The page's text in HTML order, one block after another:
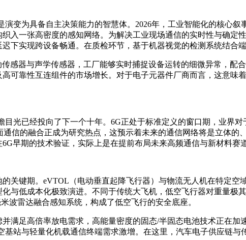
变为具备自主决策能力的智慧体。2026年，工业智能化的核心
入一张高密度的感知网络。为解决工业现场通信的实时性与确定
下实现跨设备畅通。在质检环节，基于机器视觉的检测系统结合
感器与声学传感器，工厂能够实时捕捉设备运转的细微异常，配
可靠性互连组件的市场增长。对于电子元器件厂商而言，这意味
光已经投向了下一个十年。6G正处于标准定义的窗口期，业界
信的融合正成为研究热点，这预示着未来的通信网络将是立体的
早期的技术验证，实际上是在提前布局未来高频通信与新材料赛
关键期。eVTOL（电动垂直起降飞行器）与物流无人机在特定
与低成本化极致演进。不同于传统大飞机，低空飞行器对重量极
波雷达融合感知系统，构成了低空飞行的安全底座。
满足高倍率放电需求，高能量密度的固态/半固态电池技术正在
站与轻量化机载通信终端需求激增。在这里，汽车电子供应链与